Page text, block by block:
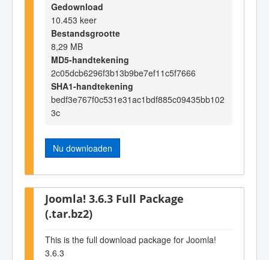
Gedownload
10.453 keer
Bestandsgrootte
8,29 MB
MD5-handtekening
2c05dcb6296f3b13b9be7ef11c5f7666
SHA1-handtekening
bedf3e767f0c531e31ac1bdf885c09435bb102
3c
Nu downloaden
Joomla! 3.6.3 Full Package
(.tar.bz2)
This is the full download package for Joomla!
3.6.3